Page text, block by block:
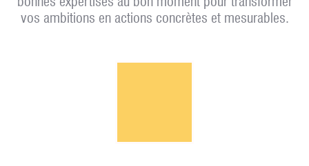
vos ambitions en actions concrètes et mesurables.